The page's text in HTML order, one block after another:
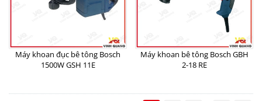
Máy khoan đục bê tông Bosch
1500W GSH 11E
Máy khoan bê tông Bosch GBH
2-18 RE